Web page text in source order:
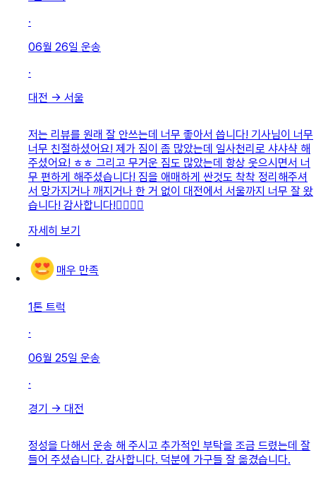
·
06월 26일 운송
·
대전 → 서울
저는 리뷰를 원래 잘 안쓰는데 너무 좋아서 씁니다! 기사님이 너무
너무 친절하셨어요! 제가 짐이 좀 많았는데 일사천리로 샤샤샥 해
주셨어요! ㅎㅎ 그리고 무거운 짐도 많았는데 항상 웃으시면서 너
무 편하게 해주셨습니다! 짐을 애매하게 싼것도 착착 정리해주셔
서 망가지거나 깨지거나 한 거 없이 대전에서 서울까지 너무 잘 왔
습니다! 감사합니다!👍🏻👍🏻
자세히 보기
매우 만족
1톤 트럭
·
06월 25일 운송
·
경기 → 대전
정성을 다해서 운송 해 주시고 추가적인 부탁을 조금 드렸는데 잘
들어 주셨습니다. 감사합니다. 덕분에 가구들 잘 옮겼습니다.